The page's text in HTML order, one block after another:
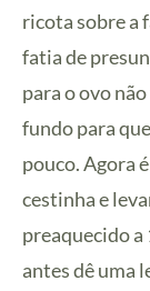
ricota sobre a
fatia de
para o ovo
fundo para
pouco. Agora
cestinha e
preaquecido a
antes dê uma